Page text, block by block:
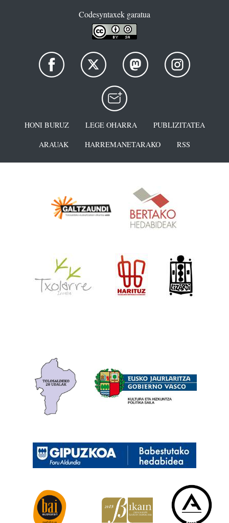
Codesyntaxek garatua
HONI BURUZ LEGE OHARRA
PUBLIZITATEA
ARAUAK
HARREMANETARAKO RSS